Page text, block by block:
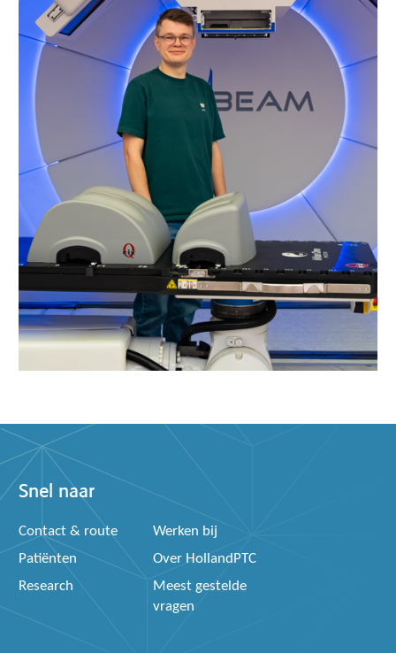
Snel naar
Contact & route
Werken bij
Patiënten
Over HollandPTC
Research
Meest gestelde
vragen